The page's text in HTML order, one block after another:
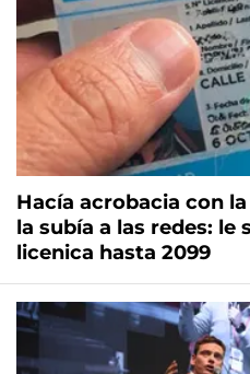
Hacía acrobacia con
la subía a las redes: le
licenica hasta 2099